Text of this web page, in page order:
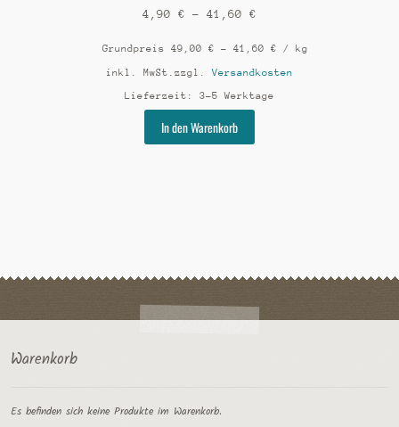
4,90 € – 41,60 €
Grundpreis 49,00 € – 41,60 € / kg
inkl. MwSt. zzgl.Versandkosten
Lieferzeit: 3-5 Werktage
In den Warenkorb
können
Warenkorb
Es befinden sich keine Produkte im Warenkorb.